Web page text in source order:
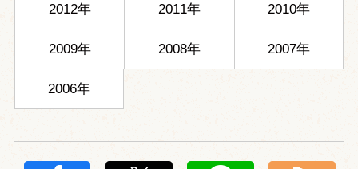
2012年 2011年 2010年
2009年 2008年 2007年
2006年